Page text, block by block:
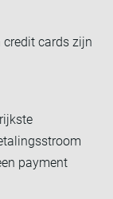
credit cards zijn
payment